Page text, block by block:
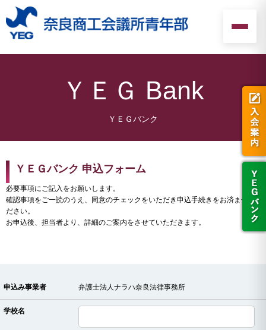
ＹＥＧ Bank
ＹＥＧバンク 申込フォーム
必要事項にご記入をお願いします。
確認事項をご一読のうえ、同意のチェックをいただき申込手続きをお済ませく
ださい。
お申込後、担当者より、詳細のご案内をさせていただきます。
申込み事業者 弁護士法人ナラハ奈良法律事務所
学校名